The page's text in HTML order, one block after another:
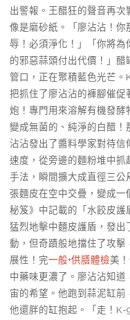
出警報。王醋狂的聲音再
像是磨砂紙。「廖沾沾！你
辱！必須淨化！」「你將為
的邪惡蒜頭付出代價！」
管口，正在聚積藍色光芒
把抓住了廖沾沾的褲腳催促
炮！專門用來溶解有機發酵
變成無菌的、純淨的白醋！
沾沾發出了醬料學家對待信
速度，從旁邊的麵粉堆中抓
手法，瞬間擴大成直徑三公
張麵皮在空中交疊，變成一
秘笈》中記載的「水餃皮護
猛烈地擊中麵皮護盾，發出
動，但奇蹟般地擋住了攻擊
展性！完一般+供膳體檢美
中藥味更濃了。廖沾沾知
宙的希望。他跑到蒜泥缸
他還胖的缸抱起。「走！